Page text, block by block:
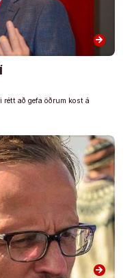
arrow_forward
rétt að gefa öðrum kost á
arrow_forward